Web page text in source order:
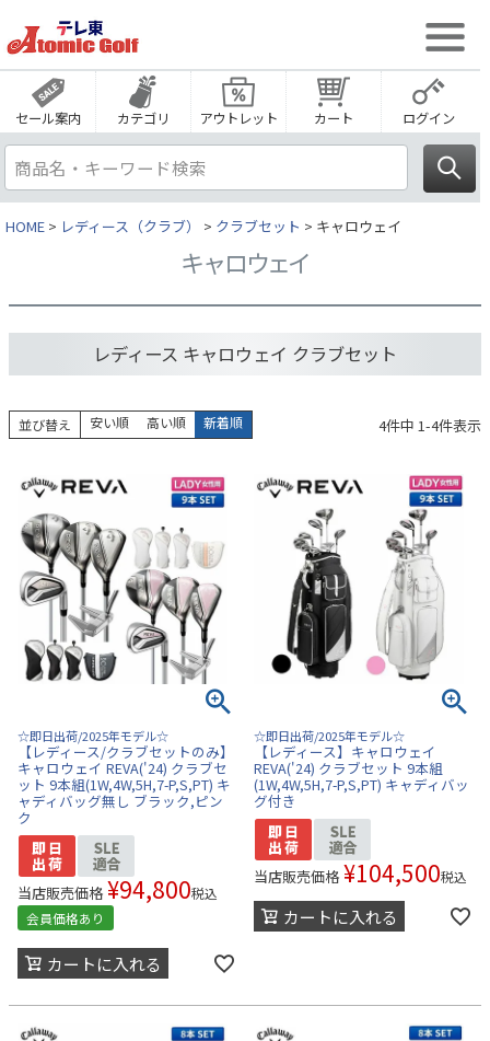
セール案内 カテゴリ アウトレット カート ログイン
HOME レディース（クラブ） クラブセット キャロウェイ
キャロウェイ
レディース キャロウェイ クラブセット
並び替え 安い順 高い順 新着順 4件中 1-4件表示
☆即日出荷/2025年モデル☆
【レディース/クラブセットのみ】
キャロウェイ REVA('24) クラブセ
ット 9本組(1W,4W,5H,7-P,S,PT) キ
ャディバッグ無し ブラック,ピン
ク
当店販売価格 ¥94,800税込
会員価格あり
カートに入れる
☆即日出荷/2025年モデル☆
【レディース】キャロウェイ
REVA('24) クラブセット 9本組
(1W,4W,5H,7-P,S,PT) キャディバッ
グ付き
当店販売価格 ¥104,500税込
カートに入れる